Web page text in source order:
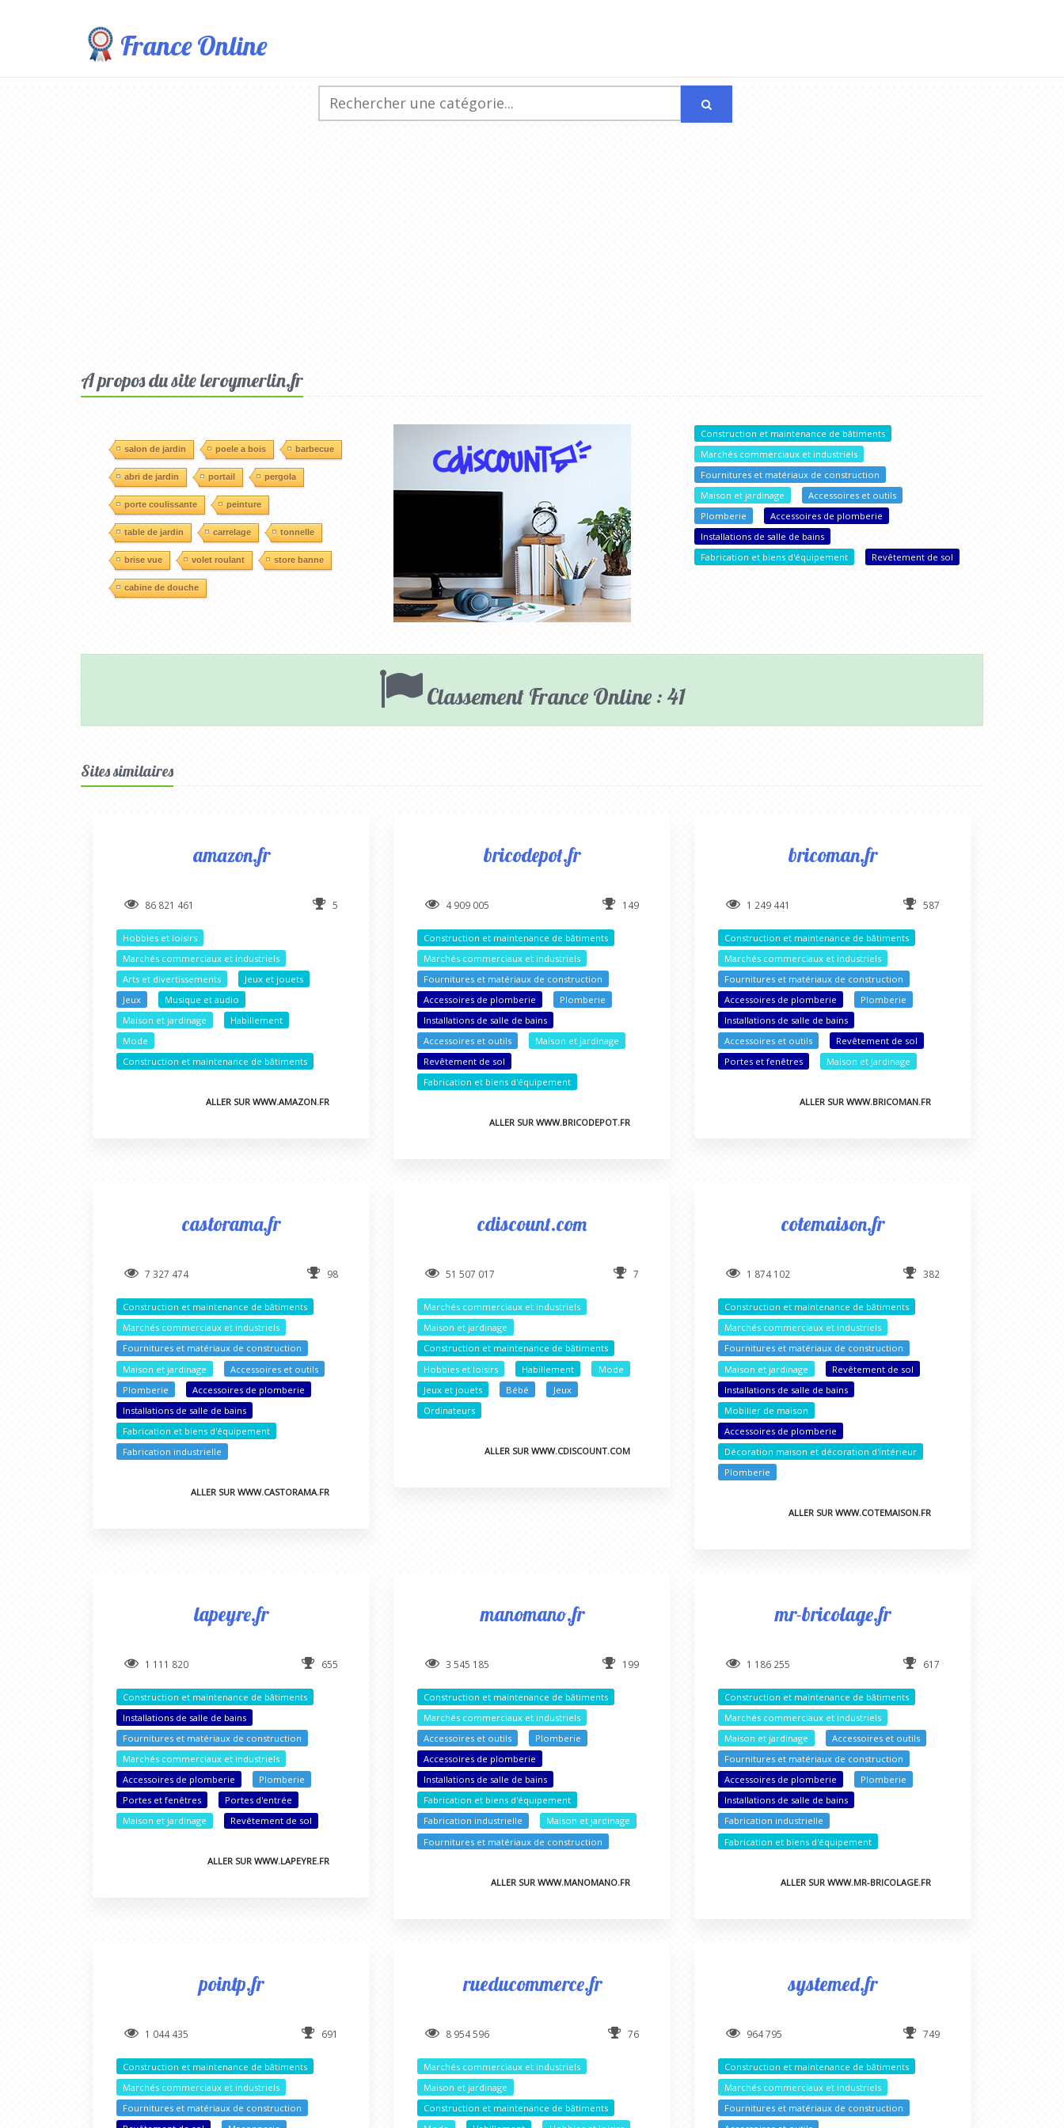
France Online
A propos du site leroymerlin.fr
salon de jardin poele a bois barbecue
abri de jardin portail pergola
porte coulissante peinture
table de jardin carrelage tonnelle
brise vue volet roulant store banne
cabine de douche
Construction et maintenance de bâtiments
Marchés commerciaux et industriels
Fournitures et matériaux de construction
Maison et jardinage
Accessoires et outils
Plomberie
Accessoires de plomberie
Installations de salle de bains
Fabrication et biens d'équipement
Revêtement de sol
Classement France Online : 41
Sites similaires
amazon.fr
86 821 461 5
Hobbies et loisirs
Marchés commerciaux et industriels
Arts et divertissements
Jeux et jouets
Jeux
Musique et audio
Maison et jardinage
Habillement
Mode
Construction et maintenance de bâtiments
ALLER SUR WWW.AMAZON.FR
bricodepot.fr
4 909 005 149
Construction et maintenance de bâtiments
Marchés commerciaux et industriels
Fournitures et matériaux de construction
Accessoires de plomberie
Plomberie
Installations de salle de bains
Accessoires et outils
Maison et jardinage
Revêtement de sol
Fabrication et biens d'équipement
ALLER SUR WWW.BRICODEPOT.FR
bricoman.fr
1 249 441 587
Construction et maintenance de bâtiments
Marchés commerciaux et industriels
Fournitures et matériaux de construction
Accessoires de plomberie
Plomberie
Installations de salle de bains
Accessoires et outils
Revêtement de sol
Portes et fenêtres
Maison et jardinage
ALLER SUR WWW.BRICOMAN.FR
castorama.fr
7 327 474 98
Construction et maintenance de bâtiments
Marchés commerciaux et industriels
Fournitures et matériaux de construction
Maison et jardinage
Accessoires et outils
Plomberie
Accessoires de plomberie
Installations de salle de bains
Fabrication et biens d'équipement
Fabrication industrielle
ALLER SUR WWW.CASTORAMA.FR
cdiscount.com
51 507 017 7
Marchés commerciaux et industriels
Maison et jardinage
Construction et maintenance de bâtiments
Hobbies et loisirs
Habillement
Mode
Jeux et jouets
Bébé
Jeux
Ordinateurs
ALLER SUR WWW.CDISCOUNT.COM
cotemaison.fr
1 874 102 382
Construction et maintenance de bâtiments
Marchés commerciaux et industriels
Fournitures et matériaux de construction
Maison et jardinage
Revêtement de sol
Installations de salle de bains
Mobilier de maison
Accessoires de plomberie
Décoration maison et décoration d'intérieur
Plomberie
ALLER SUR WWW.COTEMAISON.FR
lapeyre.fr
1 111 820 655
Construction et maintenance de bâtiments
Installations de salle de bains
Fournitures et matériaux de construction
Marchés commerciaux et industriels
Accessoires de plomberie
Plomberie
Portes et fenêtres
Portes d'entrée
Maison et jardinage
Revêtement de sol
ALLER SUR WWW.LAPEYRE.FR
manomano.fr
3 545 185 199
Construction et maintenance de bâtiments
Marchés commerciaux et industriels
Accessoires et outils
Plomberie
Accessoires de plomberie
Installations de salle de bains
Fabrication et biens d'équipement
Fabrication industrielle
Maison et jardinage
Fournitures et matériaux de construction
ALLER SUR WWW.MANOMANO.FR
mr-bricolage.fr
1 186 255 617
Construction et maintenance de bâtiments
Marchés commerciaux et industriels
Maison et jardinage
Accessoires et outils
Fournitures et matériaux de construction
Accessoires de plomberie
Plomberie
Installations de salle de bains
Fabrication industrielle
Fabrication et biens d'équipement
ALLER SUR WWW.MR-BRICOLAGE.FR
pointp.fr
1 044 435 691
Construction et maintenance de bâtiments
Marchés commerciaux et industriels
Fournitures et matériaux de construction
rueducommerce.fr
8 954 596 76
Marchés commerciaux et industriels
Maison et jardinage
Construction et maintenance de bâtiments
systemed.fr
964 795 749
Construction et maintenance de bâtiments
Marchés commerciaux et industriels
Fournitures et matériaux de construction